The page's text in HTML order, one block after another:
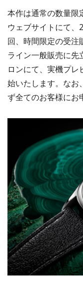
本作は通常の数量
ウェブサイトにて
回、時間限定の受注
ライン一般販売に先
ロンにて、実機プ
始いたします。なお
ず全てのお客様にお